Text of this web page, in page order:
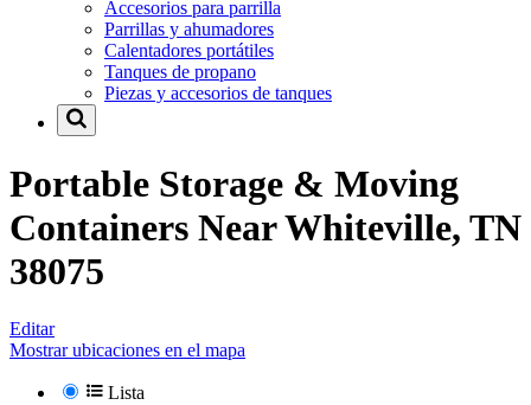
Accesorios para parrilla
Parrillas y ahumadores
Calentadores portátiles
Tanques de propano
Piezas y accesorios de tanques
Portable Storage & Moving
Containers NearWhiteville, TN
38075
Editar
Mostrar ubicaciones en el mapa
Lista